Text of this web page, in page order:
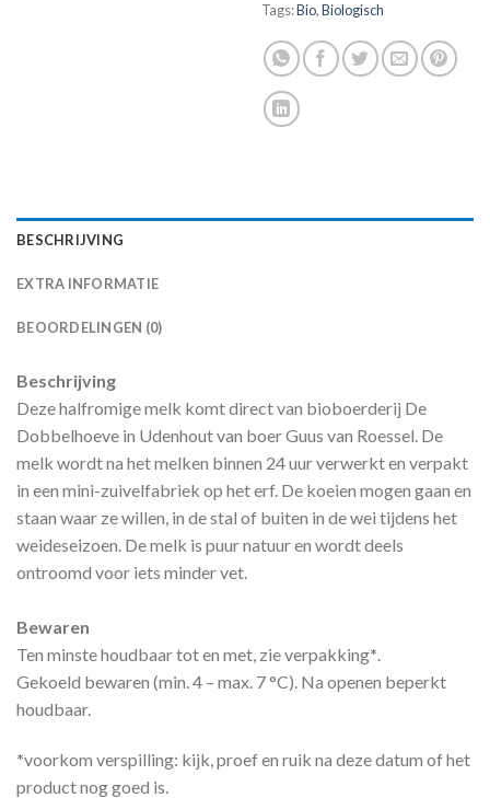
Tags:Bio,Biologisch
BESCHRIJVING
EXTRA INFORMATIE
BEOORDELINGEN (0)
Beschrijving
Deze halfromige melk komt direct van bioboerderij De
Dobbelhoeve in Udenhout van boer Guus van Roessel. De
melk wordt na het melken binnen 24 uur verwerkt en verpakt
in een mini-zuivelfabriek op het erf. De koeien mogen gaan en
staan waar ze willen, in de stal of buiten in de wei tijdens het
weideseizoen. De melk is puur natuur en wordt deels
ontroomd voor iets minder vet.
Bewaren
Ten minste houdbaar tot en met, zie verpakking*.
Gekoeld bewaren (min. 4 – max. 7 °C). Na openen beperkt
houdbaar.
*voorkom verspilling: kijk, proef en ruik na deze datum of het
product nog goed is.